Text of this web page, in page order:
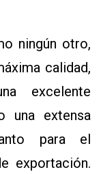
ningún otro,
calidad,
excelente
una extensa
para el
exportación.